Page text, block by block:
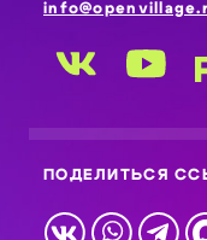
ПОДЕЛИТЬСЯ